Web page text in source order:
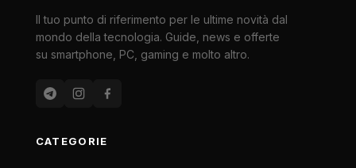
Il tuo punto di riferimento per le ultime novità dal
mondo della tecnologia. Guide, news e offerte
su smartphone, PC, gaming e molto altro.
CATEGORIE